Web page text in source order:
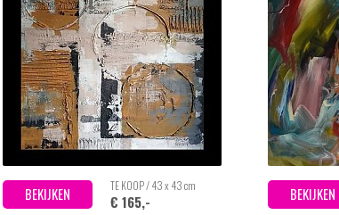
BEKIJKEN TE KOOP / 43 x 43 cm
€ 165,- BEKIJKEN